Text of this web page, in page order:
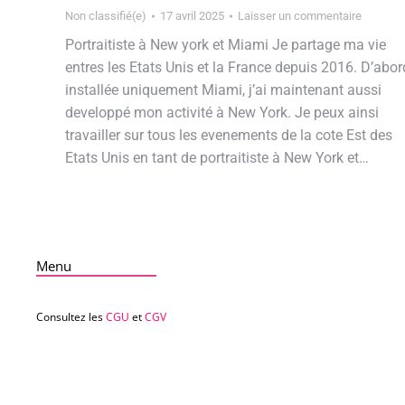
Non classifié(e) 17 avril 2025 Laisser un commentaire
Portraitiste à New york et Miami Je partage ma vie
entres les Etats Unis et la France depuis 2016.
installée uniquement Miami, j’ai maintenant aussi
developpé mon activité à New York. Je peux ainsi
travailler sur tous les evenements de la cote Est des
Etats Unis en tant de portraitiste à New York et…
Menu
Consultez lesCGU etCGV